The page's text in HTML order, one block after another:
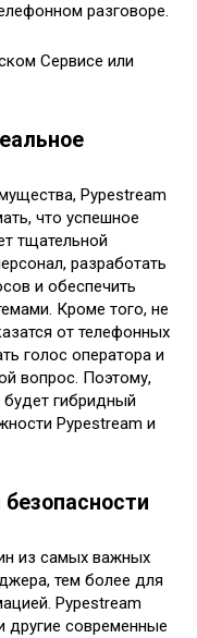
разговоре.
Pypestream
что успешное
тщательной
разработать
и обеспечить
Кроме того, не
от телефонных
голос оператора и
вопрос. Поэтому,
гибридный
Pypestream и
из самых важных
тем более для
Pypestream
другие современные